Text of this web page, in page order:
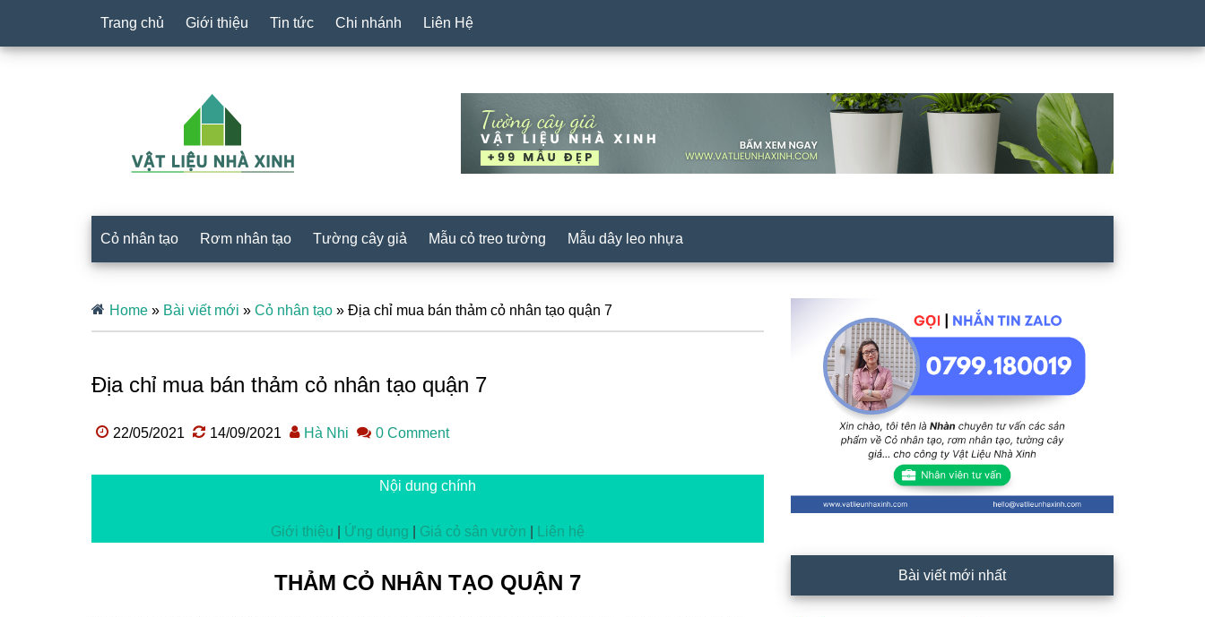
Trang chủ Giới thiệu Tin tức Chi nhánh Liên Hệ
Cỏ nhân tạo Rơm nhân tạo Tường cây giả Mẫu cỏ treo tường Mẫu dây leo nhựa
Home » Bài viết mới » Cỏ nhân tạo » Địa chỉ mua bán thảm cỏ nhân tạo quận 7
Địa chỉ mua bán thảm cỏ nhân tạo quận 7
22/05/2021 14/09/2021 Hà Nhi 0 Comment
Nội dung chính
Giới thiệu Ứng dụng Giá cỏ sân vườn Liên hệ
THẢM CỎ NHÂN TẠO QUẬN 7
Sidebar
chính
Bài viết mới nhất